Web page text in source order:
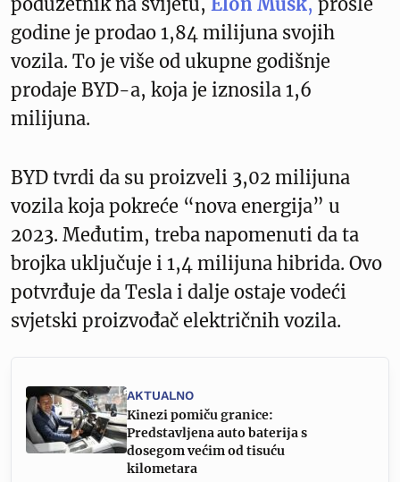
godine je prodao 1,84 milijuna svojih
vozila. To je više od ukupne godišnje
prodaje BYD-a, koja je iznosila 1,6
milijuna.
BYD tvrdi da su proizveli 3,02 milijuna
vozila koja pokreće “nova energija” u
2023. Međutim, treba napomenuti da ta
brojka uključuje i 1,4 milijuna hibrida. Ovo
potvrđuje da Tesla i dalje ostaje vodeći
svjetski proizvođač električnih vozila.
AKTUALNO
Kinezi pomiču granice:
Predstavljena auto baterija s
dosegom većim od tisuću
kilometara